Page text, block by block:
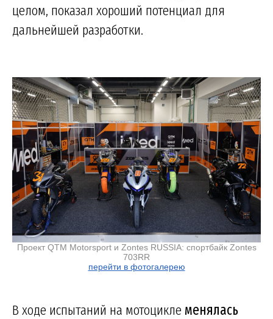
целом, показал хороший потенциал для
дальнейшей разработки.
Проект QTM Motorsport и Zontes RUSSIA: спортбайк Zontes
703RR
перейти в фотогалерею
В ходе испытаний на мотоцикле менялась